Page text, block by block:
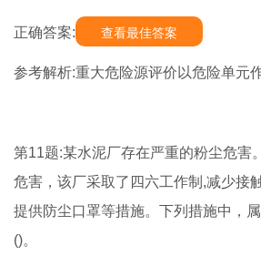
正确答案: 查看最佳答案
参考解析:重大危险源评价以危险单元
第11题:某水泥厂存在严重的粉尘危害
危害，该厂采取了四六工作制,减少接
提供防尘口罩等措施。下列措施中，
()。